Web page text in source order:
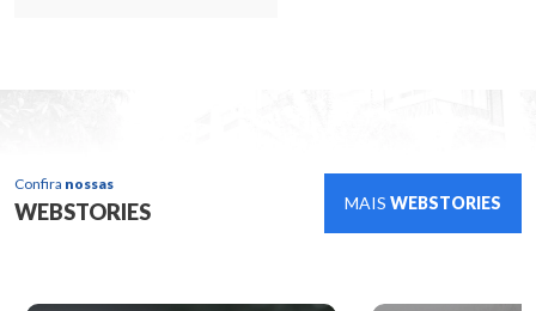
Confira nossas
WEBSTORIES MAIS WEBSTORIES